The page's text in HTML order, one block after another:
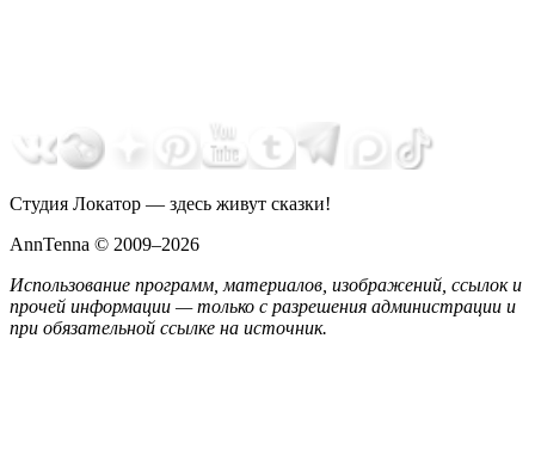
Студия Локатор — здесь живут сказки!
AnnTenna © 2009–2026
Использование программ, материалов, изображений, ссылок и
прочей информации — только с разрешения администрации и
при обязательной ссылке на источник.